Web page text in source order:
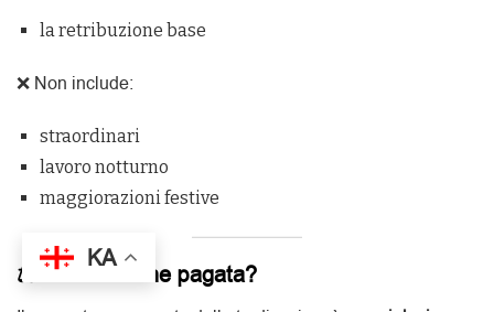
la retribuzione base
❌ Non include:
straordinari
lavoro notturno
maggiorazioni festive
⚖️ Se non viene pagata?
KA